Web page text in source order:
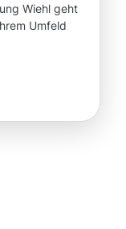
Wiehl geht
Umfeld